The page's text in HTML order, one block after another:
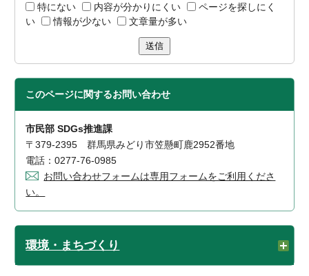
特にない
内容が分かりにくい
ページを探しにく
い
情報が少ない 文章量が多い
送信
このページに関するお問い合わせ
市民部 SDGs推進課
〒379-2395 群馬県みどり市笠懸町鹿2952番地
電話：0277-76-0985
お問い合わせフォームは専用フォームをご利用くださ
い。
環境・まちづくり